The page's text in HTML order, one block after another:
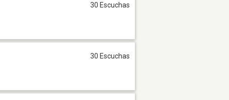
30 Escuchas
30 Escuchas